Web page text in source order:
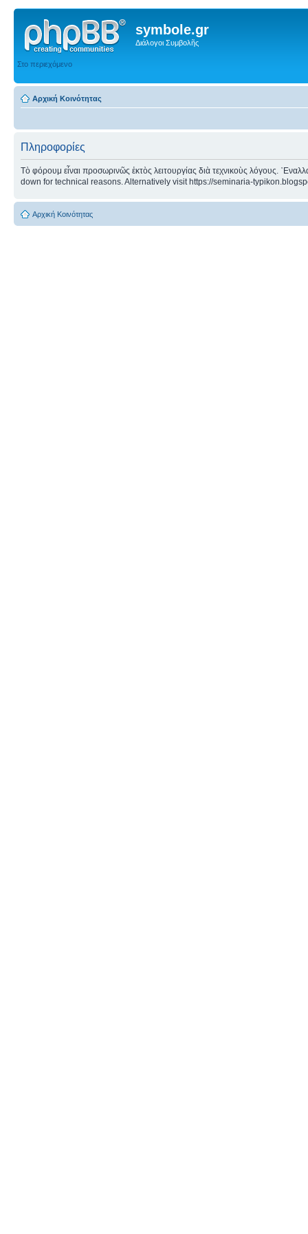
symbole.gr
Διάλογοι Συμβολῆς
Στο περιεχόμενο
Αρχική Κοινότητας
Πληροφορίες
Τὸ φόρουμ εἶναι προσωρινῶς ἐκτὸς λειτουργίας διὰ τεχνικοὺς λόγους.
down for technical reasons. Alternatively visit https://seminaria-
Αρχική Κοινότητας